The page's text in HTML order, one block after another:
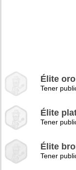
Élite oro
Tener
Élite
Tener
Élite
Tener